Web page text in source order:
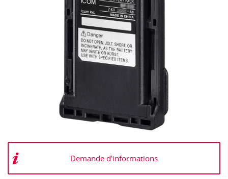
Demande d'informations